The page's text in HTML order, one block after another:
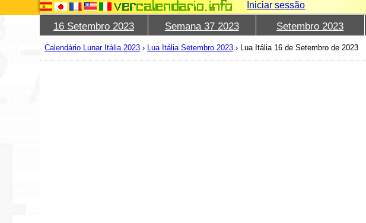
Iniciar sessão
16 Setembro 2023 Semana 37 2023 Setembro 2023
Calendário Lunar Itália 2023 › Lua Itália Setembro 2023 › Lua Itália 16 de Setembro de 2023